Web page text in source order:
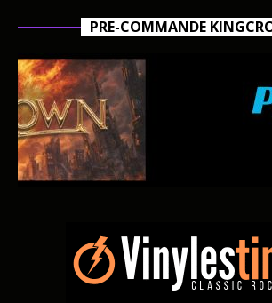
PRE-COMMANDE